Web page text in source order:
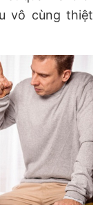
vô cùng thiệt